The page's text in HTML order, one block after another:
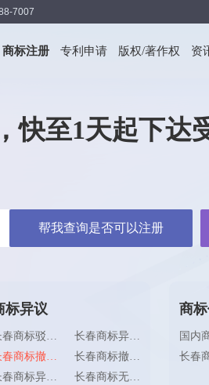
7007
商标注册 专利申请 版权/著作权 资
快至1天起下达
帮我查询是否可以注册
标异议
长春商标驳回复审
长春商标异议答辩
长春商标撤三申请
长春商标撤三答辩
长春商标异议申请
长春商标无效宣告
商
国内
长春